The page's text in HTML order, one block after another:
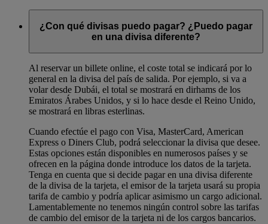
¿Con qué divisas puedo pagar? ¿Puedo pagar
en una divisa diferente?
Al reservar un billete online, el coste total se indicará por lo
general en la divisa del país de salida. Por ejemplo, si va a
volar desde Dubái, el total se mostrará en dirhams de los
Emiratos Árabes Unidos, y si lo hace desde el Reino Unido,
se mostrará en libras esterlinas.
Cuando efectúe el pago con Visa, MasterCard, American
Express o Diners Club, podrá seleccionar la divisa que desee.
Estas opciones están disponibles en numerosos países y se
ofrecen en la página donde introduce los datos de la tarjeta.
Tenga en cuenta que si decide pagar en una divisa diferente
de la divisa de la tarjeta, el emisor de la tarjeta usará su propia
tarifa de cambio y podría aplicar asimismo un cargo adicional.
Lamentablemente no tenemos ningún control sobre las tarifas
de cambio del emisor de la tarjeta ni de los cargos bancarios.